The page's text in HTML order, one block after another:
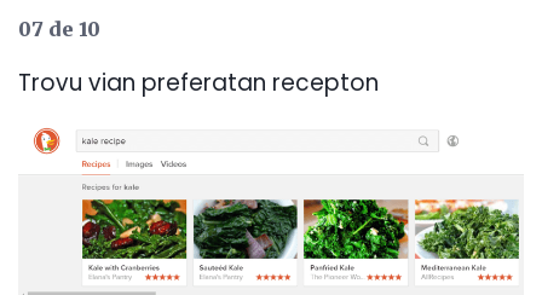
07 de 10
Trovu vian preferatan recepton